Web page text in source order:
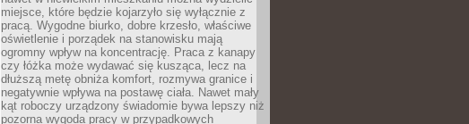
miejsce, które będzie kojarzyło się wyłącznie z
pracą. Wygodne biurko, dobre krzesło, właściwe
oświetlenie i porządek na stanowisku mają
ogromny wpływ na koncentrację. Praca z kanapy
czy łóżka może wydawać się kusząca, lecz na
dłuższą metę obniża komfort, rozmywa granice i
negatywnie wpływa na postawę ciała. Nawet mały
kąt roboczy urządzony świadomie bywa lepszy niż
pozorna wygoda pracy w przypadkowych